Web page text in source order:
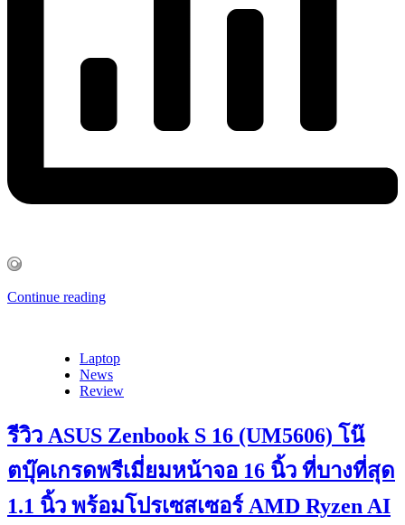
Continue reading
Laptop
News
Review
รีวิว ASUS Zenbook S 16 (UM5606) โน๊
ตบุ๊คเกรดพรีเมี่ยมหน้าจอ 16 นิ้ว ที่บางที่สุด
1.1 นิ้ว พร้อมโปรเซสเซอร์ AMD Ryzen AI